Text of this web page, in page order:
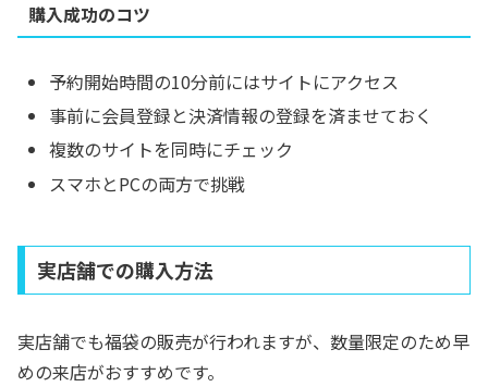
購入成功のコツ
予約開始時間の10分前にはサイトにアクセス
事前に会員登録と決済情報の登録を済ませておく
複数のサイトを同時にチェック
スマホとPCの両方で挑戦
実店舗での購入方法
実店舗でも福袋の販売が行われますが、数量限定のため早
めの来店がおすすめです。